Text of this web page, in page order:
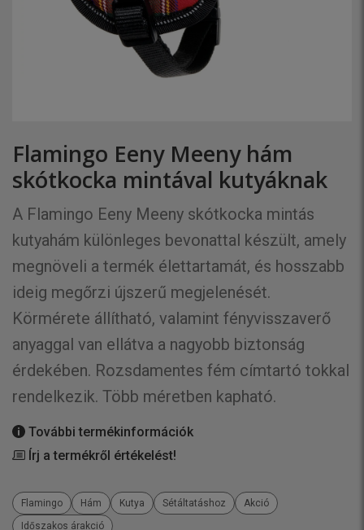
Flamingo Eeny Meeny hám
skótkocka mintával kutyáknak
A Flamingo Eeny Meeny skótkocka mintás
kutyahám különleges bevonattal készült, amely
megnöveli a termék élettartamát, és hosszabb
ideig megőrzi újszerű megjelenését.
Körmérete állítható, valamint fényvisszaverő
anyaggal van ellátva a nagyobb biztonság
érdekében. Rozsdamentes fém címtartó tokkal
rendelkezik. Több méretben kapható.
További termékinformációk
Írj a termékről értékelést!
Flamingo Hám Kutya Sétáltatáshoz
Akció
Időszakos árakció